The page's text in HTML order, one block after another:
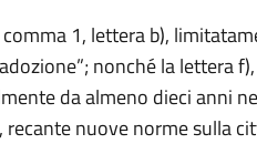
1, lettera b),
nonché la lettera
da almeno dieci anni
recante nuove norme sulla